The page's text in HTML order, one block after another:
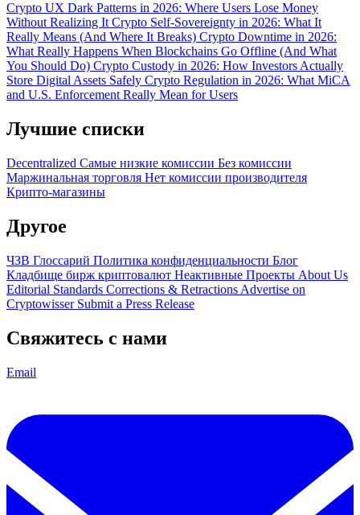
Crypto UX Dark Patterns in 2026: Where Users Lose Money
Without Realizing It Crypto Self-Sovereignty in 2026: What It
Really Means (And Where It Breaks) Crypto Downtime in 2026:
What Really Happens When Blockchains Go Offline (And What
You Should Do) Crypto Custody in 2026: How Investors Actually
Store Digital Assets Safely Crypto Regulation in 2026: What MiCA
and U.S. Enforcement Really Mean for Users
Лучшие списки
Decentralized Самые низкие комиссии Без комиссии
Маржинальная торговля Нет комиссии производителя
Крипто-магазины
Другое
ЧЗВ Глоссарий Политика конфиденциальности Блог
Кладбище бирж криптовалют Неактивные Проекты About Us
Editorial Standards Corrections & Retractions Advertise on
Cryptowisser Submit a Press Release
Свяжитесь с нами
Email